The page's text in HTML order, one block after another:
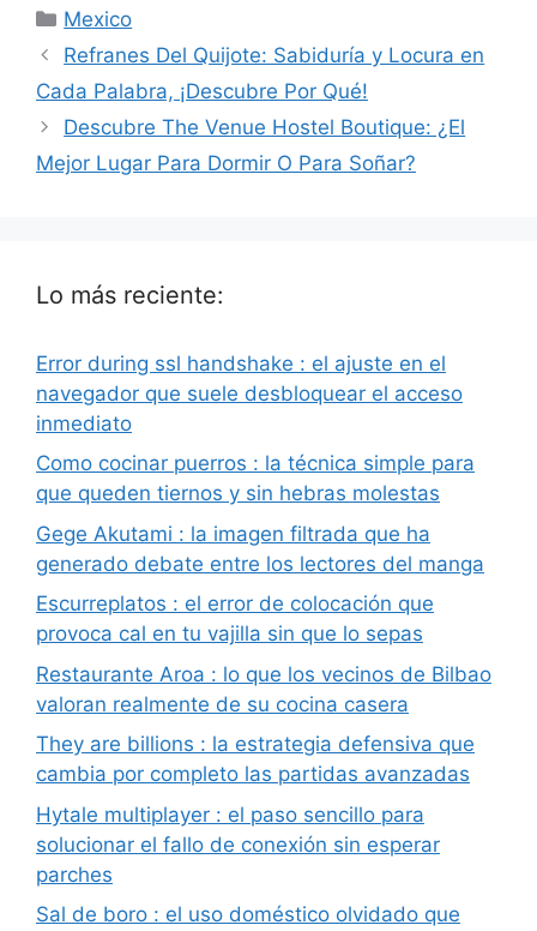
Categorías
Mexico
Refranes Del Quijote: Sabiduría y Locura en
Cada Palabra, ¡Descubre Por Qué!
Descubre The Venue Hostel Boutique: ¿El
Mejor Lugar Para Dormir O Para Soñar?
Lo más reciente:
Error during ssl handshake : el ajuste en el
navegador que suele desbloquear el acceso
inmediato
Como cocinar puerros : la técnica simple para
que queden tiernos y sin hebras molestas
Gege Akutami : la imagen filtrada que ha
generado debate entre los lectores del manga
Escurreplatos : el error de colocación que
provoca cal en tu vajilla sin que lo sepas
Restaurante Aroa : lo que los vecinos de Bilbao
valoran realmente de su cocina casera
They are billions : la estrategia defensiva que
cambia por completo las partidas avanzadas
Hytale multiplayer : el paso sencillo para
solucionar el fallo de conexión sin esperar
parches
Sal de boro : el uso doméstico olvidado que